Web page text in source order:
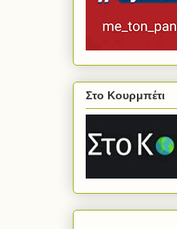
Στο Κουρμπέτι